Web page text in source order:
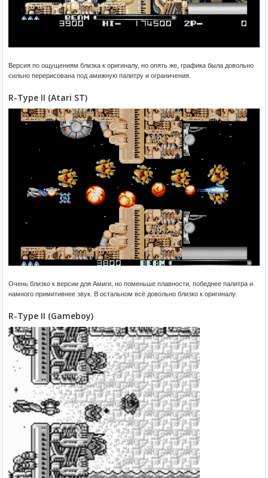
Версия по ощущениям близка к оригиналу, но опять же, графика была довольно
сильно перерисована под амижную палитру и ограничения.
R-Type II (Atari ST)
Очень близко к версии для Амиги, но поменьше плавности, победнее палитра и
намного примитивнее звук. В остальном всё довольно близко к оригиналу.
R-Type II (Gameboy)